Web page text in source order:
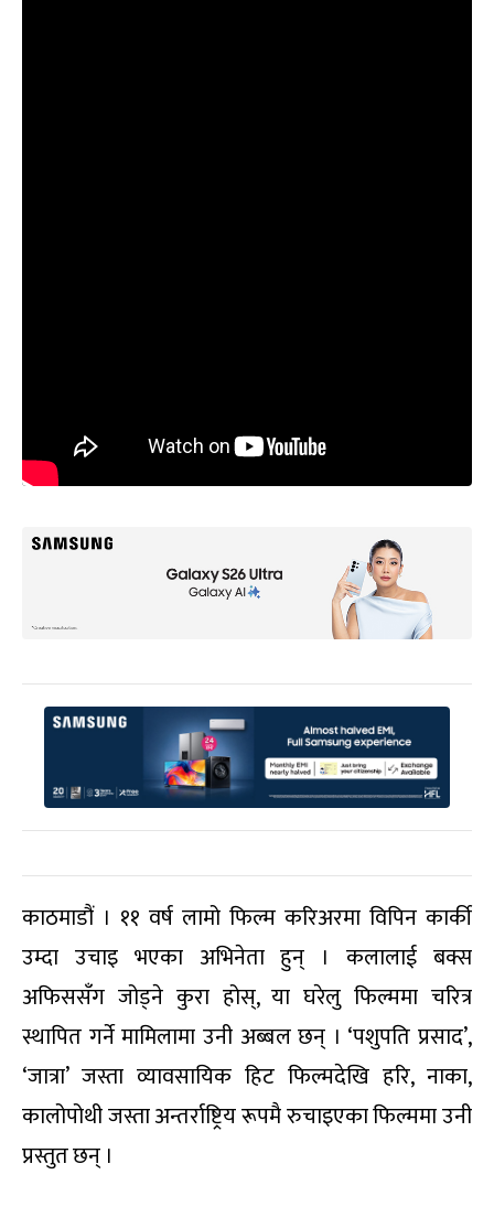
काठमाडौं । ११ वर्ष लामो फिल्म करिअरमा विपिन कार्की
उम्दा उचाइ भएका अभिनेता हुन् । कलालाई बक्स
अफिससँग जोड्ने कुरा होस्, या घरेलु फिल्ममा चरित्र
स्थापित गर्ने मामिलामा उनी अब्बल छन् । ‘पशुपति प्रसाद’,
‘जात्रा’ जस्ता व्यावसायिक हिट फिल्मदेखि हरि, नाका,
कालोपोथी जस्ता अन्तर्राष्ट्रिय रूपमै रुचाइएका फिल्ममा उनी
प्रस्तुत छन् ।